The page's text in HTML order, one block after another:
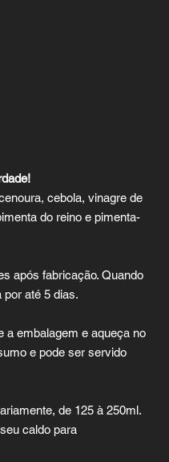
cebola, vinagre de
do reino e pimenta-
após fabricação. Quando
por até 5 dias.
a embalagem e aqueça no
e pode ser servido
de 125 à 250ml.
caldo para